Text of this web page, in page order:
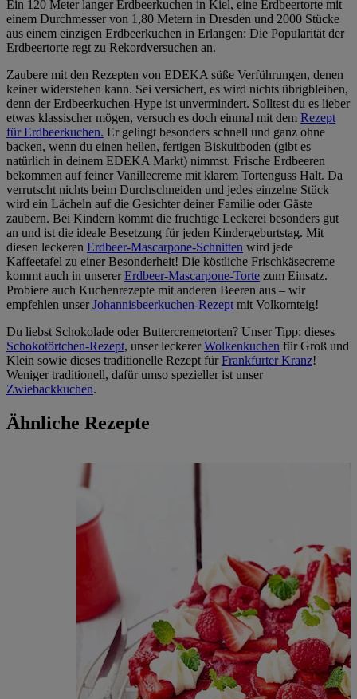
Ein 120 Meter langer Erdbeerkuchen in Kiel, eine Erdbeertorte mit
einem Durchmesser von 1,80 Metern in Dresden und 2000 Stücke
aus einem einzigen Erdbeerkuchen in Erlangen: Die Popularität der
Erdbeertorte regt zu Rekordversuchen an.
Zaubere mit den Rezepten von EDEKA süße Verführungen, denen
keiner widerstehen kann. Sei versichert, es wird nichts übrigbleiben,
denn der Erdbeerkuchen-Hype ist unvermindert. Solltest du es lieber
etwas klassischer mögen, versuch es doch einmal mit dem Rezept
für Erdbeerkuchen. Er gelingt besonders schnell und ganz ohne
backen, wenn du einen hellen, fertigen Biskuitboden (gibt es
natürlich in deinem EDEKA Markt) nimmst. Frische Erdbeeren
bekommen auf feiner Vanillecreme mit klarem Tortenguss Halt. Da
verrutscht nichts beim Durchschneiden und jedes einzelne Stück
wird ein Lächeln auf die Gesichter deiner Familie oder Gäste
zaubern. Bei Kindern kommt die fruchtige Leckerei besonders gut
an und ist die ideale Besetzung für jeden Kindergeburtstag. Mit
diesen leckeren Erdbeer-Mascarpone-Schnitten wird jede
Kaffeetafel zu einer Besonderheit! Die köstliche Frischkäsecreme
kommt auch in unsererErdbeer-Mascarpone-Torte zum Einsatz.
Probiere auch Kuchenrezepte mit anderen Beeren aus – wir
empfehlen unserJohannisbeerkuchen-Rezept mit Volkornteig!
Du liebst Schokolade oder Buttercremetorten? Unser Tipp: dieses
Schokotörtchen-Rezept, unser leckererWolkenkuchen für Groß und
Klein sowie dieses traditionelle Rezept fürFrankfurter Kranz!
Weniger traditionell, dafür umso spezieller ist unser
Zwiebackkuchen.
Ähnliche Rezepte